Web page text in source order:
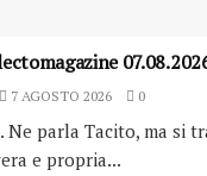
7 AGOSTO 2026 0
parla Tacito, ma si
e propria...